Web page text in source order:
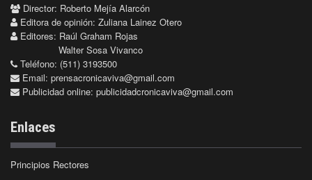
Director: Roberto Mejía Alarcón
Editora de opinión: Zuliana Lainez Otero
Editores: Raúl Graham Rojas
Walter Sosa Vivanco
Teléfono: (511) 3193500
Email: prensacronicaviva@gmail.com
Publicidad online: publicidadcronicaviva@gmail.com
Enlaces
Principios Rectores